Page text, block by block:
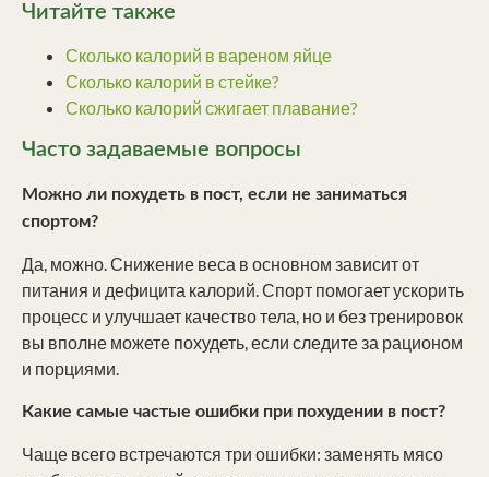
Читайте также
Сколько калорий в вареном яйце
Сколько калорий в стейке?
Сколько калорий сжигает плавание?
Часто задаваемые вопросы
Можно ли похудеть в пост, если не заниматься
спортом?
Да, можно. Снижение веса в основном зависит от
питания и дефицита калорий. Спорт помогает ускорить
процесс и улучшает качество тела, но и без тренировок
вы вполне можете похудеть, если следите за рационом
и порциями.
Какие самые частые ошибки при похудении в пост?
Чаще всего встречаются три ошибки: заменять мясо